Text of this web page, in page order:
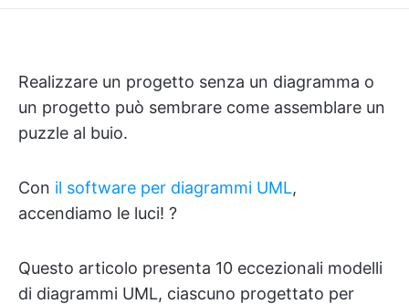
Realizzare un progetto senza un diagramma o
un progetto può sembrare come assemblare un
puzzle al buio.
Con il software per diagrammi UML,
accendiamo le luci! ?
Questo articolo presenta 10 eccezionali modelli
di diagrammi UML, ciascuno progettato per